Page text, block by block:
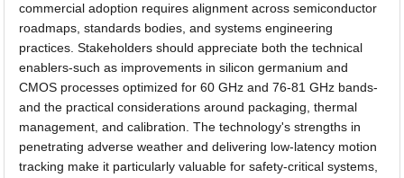
commercial adoption requires alignment across semiconductor
roadmaps, standards bodies, and systems engineering
practices. Stakeholders should appreciate both the technical
enablers-such as improvements in silicon germanium and
CMOS processes optimized for 60 GHz and 76-81 GHz bands-
and the practical considerations around packaging, thermal
management, and calibration. The technology's strengths in
penetrating adverse weather and delivering low-latency motion
tracking make it particularly valuable for safety-critical systems,